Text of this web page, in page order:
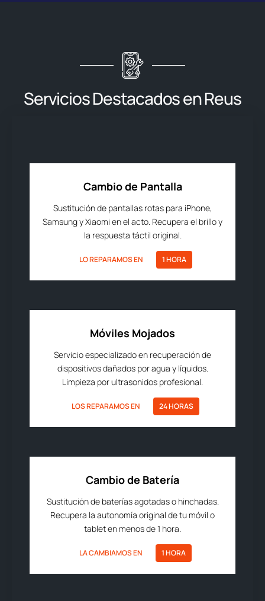
Servicios Destacados en Reus
Cambio de Pantalla
Sustitución de pantallas rotas para iPhone,
Samsung y Xiaomi en el acto. Recupera el brillo y
la respuesta táctil original.
LO REPARAMOS EN 1 HORA
Móviles Mojados
Servicio especializado en recuperación de
dispositivos dañados por agua y líquidos.
Limpieza por ultrasonidos profesional.
LOS REPARAMOS EN 24 HORAS
Cambio de Batería
Sustitución de baterías agotadas o hinchadas.
Recupera la autonomía original de tu móvil o
tablet en menos de 1 hora.
LA CAMBIAMOS EN 1 HORA